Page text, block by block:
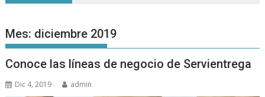
Mes: diciembre 2019
Conoce las líneas de negocio de Servientrega
Dic 4, 2019 admin